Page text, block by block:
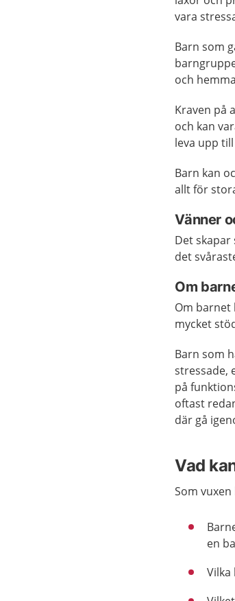
vara
Barn som
och
Kraven på
och kan
leva upp
Barn kan
allt för
Vänner
Det
det
Om
Om
mycket
Barn som
stressade,
på
oftast
där gå
Vad
Som
en